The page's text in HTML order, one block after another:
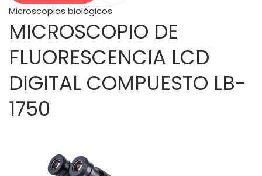
Microscopios biológicos
MICROSCOPIO DE
FLUORESCENCIA LCD
DIGITAL COMPUESTO LB-
1750